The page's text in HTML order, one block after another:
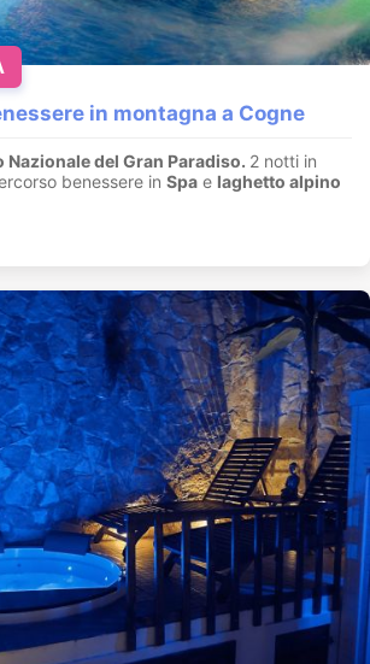
in montagna a Cogne
Nazionale del Gran Paradiso. 2 notti in
benessere in Spa e laghetto alpino